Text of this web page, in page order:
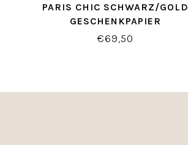
PARIS CHIC SCHWARZ/GOLD
GESCHENKPAPIER
€69,50